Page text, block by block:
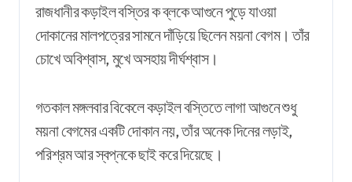
রাজধানীর কড়াইল বস্তির ক ব্লকে আগুনে পুড়ে যাওয়া
দোকানের মালপত্রের সামনে দাঁড়িয়ে ছিলেন ময়না বেগম। তাঁর
চোখে অবিশ্বাস, মুখে অসহায় দীর্ঘশ্বাস।
গতকাল মঙ্গলবার বিকেলে কড়াইল বস্তিতে লাগা আগুনে শুধু
ময়না বেগমের একটি দোকান নয়, তাঁর অনেক দিনের লড়াই,
পরিশ্রম আর স্বপ্নকে ছাই করে দিয়েছে।